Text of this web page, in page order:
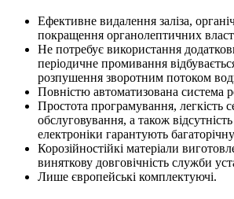
Ефективне видалення заліза,
покращення органолептичних
Не потребує використання
періодичне промивання
розпушення зворотним потоком
Повністю автоматизована система
Простота програмування, легкість
обслуговування, а також
електроніки гарантують
Корозійностійкі матеріали
виняткову довговічність служби
Лише європейські комплектуючі.